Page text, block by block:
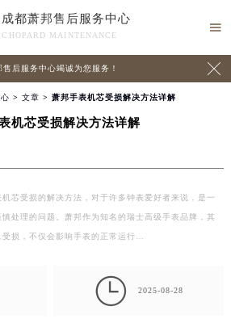
成都萧邦售后服务中心
CHOPARD MAINTENANCE

售后服务中心竭诚为您服务！ 
> 文章 > 萧邦手表机芯受损解决方法详解
机芯受损解决方法详解
机芯受损的解决方法，对于许多钟表爱好者来说，是一
慎处理的问题。萧邦作为知名的瑞士高级手表品牌，其
受损，不仅会影响手表的正常运行…
 2025-08-28